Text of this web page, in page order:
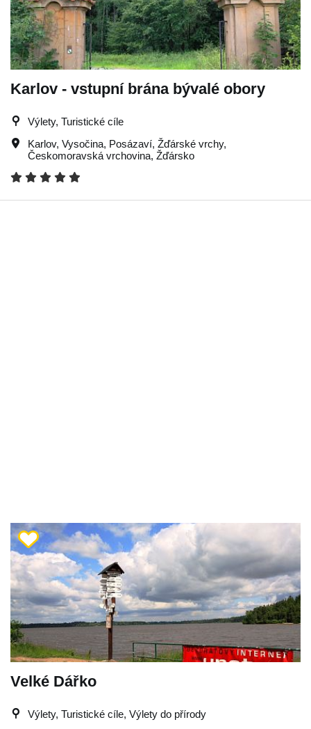
Karlov - vstupní brána bývalé obory
Výlety, Turistické cíle
Karlov, Vysočina, Posázaví, Žďárské vrchy,
Českomoravská vrchovina, Žďársko
Velké Dářko
Výlety, Turistické cíle, Výlety do přírody